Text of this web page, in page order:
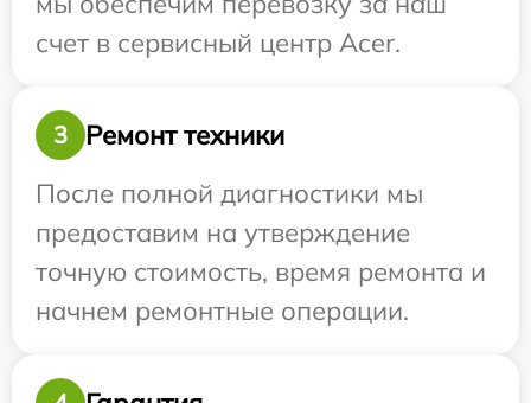
счет в сервисный центр Acer.
3
Ремонт техники
После полной диагностики мы
предоставим на утверждение
точную стоимость, время ремонта и
начнем ремонтные операции.